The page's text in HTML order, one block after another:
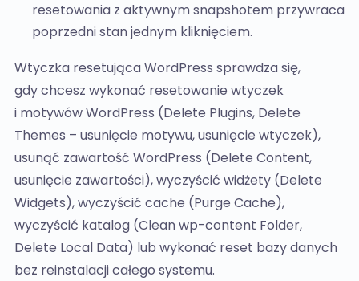
resetowania z aktywnym snapshotem przywraca
poprzedni stan jednym kliknięciem.
Wtyczka resetująca WordPress sprawdza się,
gdy chcesz wykonać resetowanie wtyczek
i motywów WordPress (Delete Plugins, Delete
Themes – usunięcie motywu, usunięcie wtyczek),
usunąć zawartość WordPress (Delete Content,
usunięcie zawartości), wyczyścić widżety (Delete
Widgets), wyczyścić cache (Purge Cache),
wyczyścić katalog (Clean wp-content Folder,
Delete Local Data) lub wykonać reset bazy danych
bez reinstalacji całego systemu.